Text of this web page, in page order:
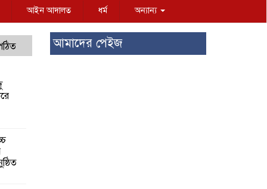
আইন আদালত ধর্ম অন্যান্য
আমাদের পেইজ